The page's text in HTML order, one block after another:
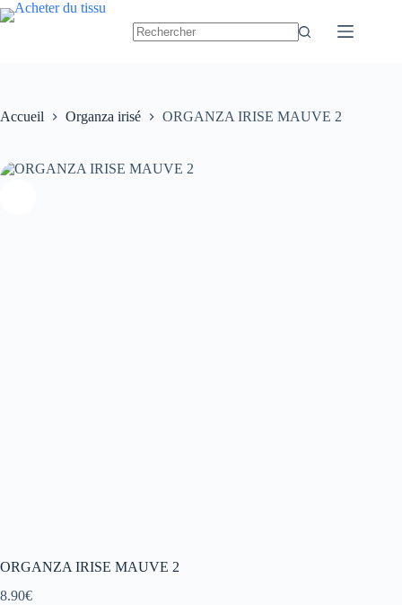
Passer
au
Accueil Organza irisé ORGANZA IRISE MAUVE 2
ORGANZA IRISE MAUVE 2
8.90€